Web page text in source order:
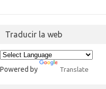
Traducir la web
Powered by Translate